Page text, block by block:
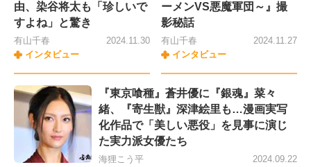
由、染谷将太も「珍しいで
すよね」と驚き
有山千春
インタビュー
2024.11.30
ーメンVS悪魔軍団～』撮
影秘話
有山千春
インタビュー
2024.11.27
『東京喰種』蒼井優に『銀魂』菜々
緒、『寄生獣』深津絵里も…漫画実写
化作品で「美しい悪役」を見事に演じ
た実力派女優たち
海狸こう平
2024.09.22